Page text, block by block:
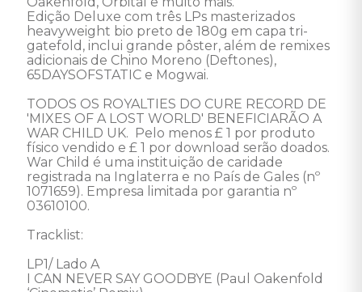
Edição Deluxe com três LPs masterizados
heavyweight bio preto de 180g em capa tri-
gatefold, inclui grande pôster, além de remixes
adicionais de Chino Moreno (Deftones),
65DAYSOFSTATIC e Mogwai.
TODOS OS ROYALTIES DO CURE RECORD DE
'MIXES OF A LOST WORLD' BENEFICIARÃO A
WAR CHILD UK.  Pelo menos £ 1 por produto
físico vendido e £ 1 por download serão doados.
War Child é uma instituição de caridade
registrada na Inglaterra e no País de Gales (nº
1071659). Empresa limitada por garantia nº
03610100.
Tracklist:
LP1/ Lado A
I CAN NEVER SAY GOODBYE (Paul Oakenfold